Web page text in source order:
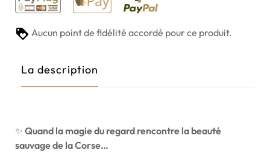
Aucun point de fidélité accordé pour ce produit.
La description
✨ Quand la magie du regard rencontre la beauté
sauvage de la Corse…